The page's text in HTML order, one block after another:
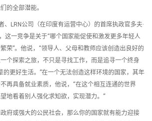
的全部潜能。
、LRN公司（在印度有运营中心）的首席执政官多夫·
这一竞争是关于“哪个国家能促使和激发更多年轻人
荣”。他说，“领导人、父母和教师应该创造出良好的
个探索之旅，不只是寻找工作，而是追寻一个终身
更好生活。”在一个无法创造这样环境的国家，其年
再具备就业素质，他说，“在这个相互连通的世界
地看着别人强化求知欲，实现潜力。”
府或强大的公民社会，那么你的国家就有能力迎接